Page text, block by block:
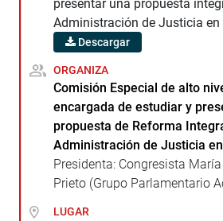
presentar una propuesta
Administración de Justicia en
Descargar
ORGANIZA
Comisión Especial de alto
encargada de estudiar y
propuesta de Reforma
Administración de Justicia
Presidenta: Congresista
Prieto (Grupo Parlamentario
LUGAR